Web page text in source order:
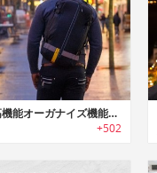
SLICKS｜高機能オーガナイズ機能搭載3WAYトラベルバックパック「スリックス」
+502